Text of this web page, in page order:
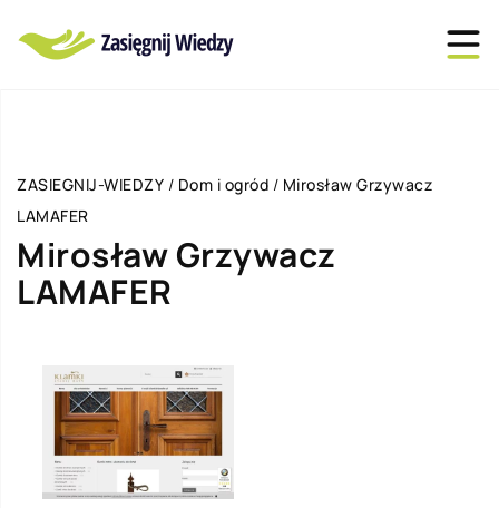
ZASIEGNIJ-WIEDZY / Dom i ogród / Mirosław Grzywacz
LAMAFER
Mirosław Grzywacz
LAMAFER